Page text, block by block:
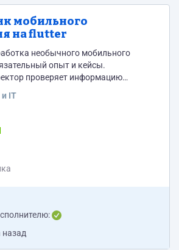
мобильного
на flutter
необычного мобильного
опыт и кейсы.
проверяет информацию
- Умение работать с REST
- Знание Python - Умение работать
FastAPI и/или Flask - Умение
API - Работа с SQL - Docker...
IT
назад